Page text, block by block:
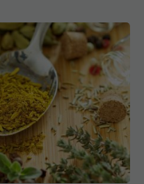
că trebuie să le